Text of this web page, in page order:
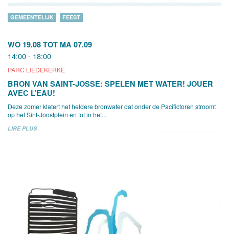
WO 19.08 TOT MA 07.09
14:00 - 18:00
PARC LIEDEKERKE
GEMEENTELIJK FEEST
BRON VAN SAINT-JOSSE: SPELEN MET WATER! JOUER
AVEC L’EAU!
Deze zomer klatert het heldere bronwater dat onder de Pacifictoren stroomt
op het Sint-Joostplein en tot in het...
LIRE PLUS